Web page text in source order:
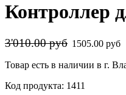
Контроллер
3'010.00 руб 1505.00 руб
Товар есть в наличии в г.
Код продукта: 1411